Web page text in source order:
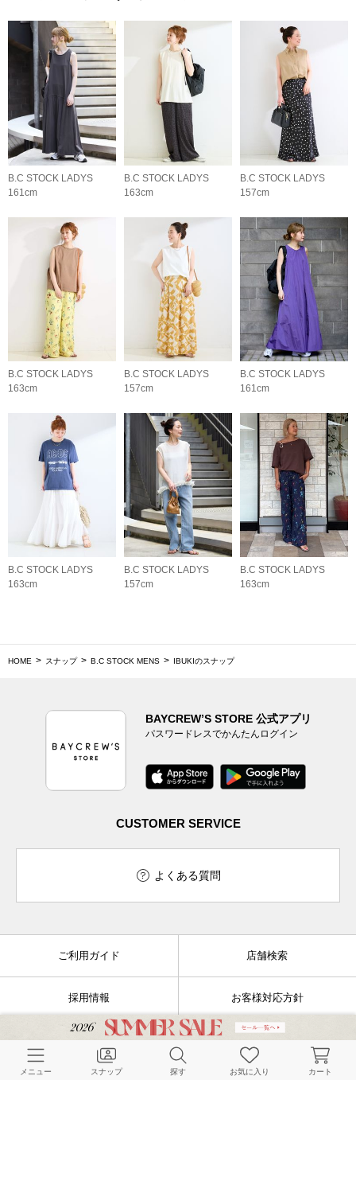
B.C STOCK LADYS
161cm
B.C STOCK LADYS
163cm
B.C STOCK LADYS
157cm
B.C STOCK LADYS
163cm
B.C STOCK LADYS
157cm
B.C STOCK LADYS
161cm
B.C STOCK LADYS
163cm
B.C STOCK LADYS
157cm
B.C STOCK LADYS
163cm
HOME スナップ B.C STOCK MENS IBUKIのスナップ
BAYCREW’S STORE 公式アプリ
パスワードレスでかんたんログイン
CUSTOMER SERVICE
よくある質問
ご利用ガイド 店舗検索
採用情報 お客様対応方針
利用規約 企業情報
メニュー スナップ 探す お気に入り カート